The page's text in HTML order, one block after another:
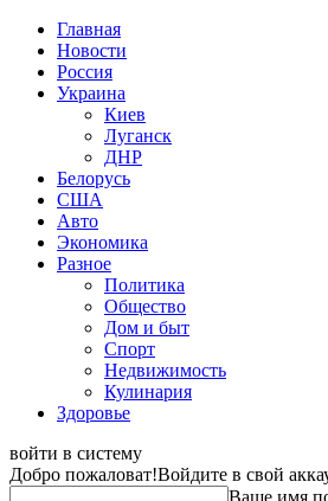
Главная
Новости
Россия
Украина
Киев
Луганск
ДНР
Белорусь
США
Авто
Экономика
Разное
Политика
Общество
Дом и быт
Спорт
Недвижимость
Кулинария
Здоровье
войти в систему
Добро пожаловат!Войдите в свой
Ваше имя